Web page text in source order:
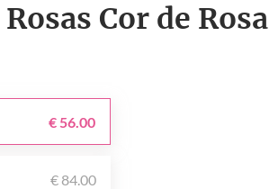
Rosas Cor de Rosa
€ 56.00
€ 84.00